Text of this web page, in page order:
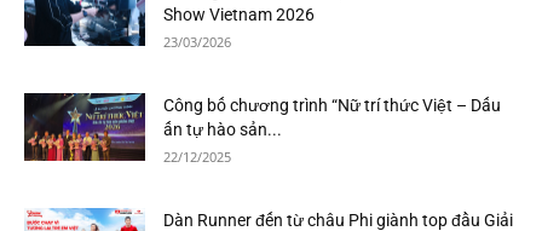
Show Vietnam 2026
23/03/2026
Công bố chương trình “Nữ trí thức Việt – Dấu
ấn tự hào sản...
22/12/2025
Dàn Runner đến từ châu Phi giành top đầu Giải